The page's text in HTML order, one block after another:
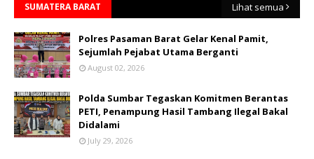
SUMATERA BARAT Lihat semua
Polres Pasaman Barat Gelar Kenal Pamit,
Sejumlah Pejabat Utama Berganti
August 02, 2026
Polda Sumbar Tegaskan Komitmen Berantas
PETI, Penampung Hasil Tambang Ilegal Bakal
Didalami
July 29, 2026